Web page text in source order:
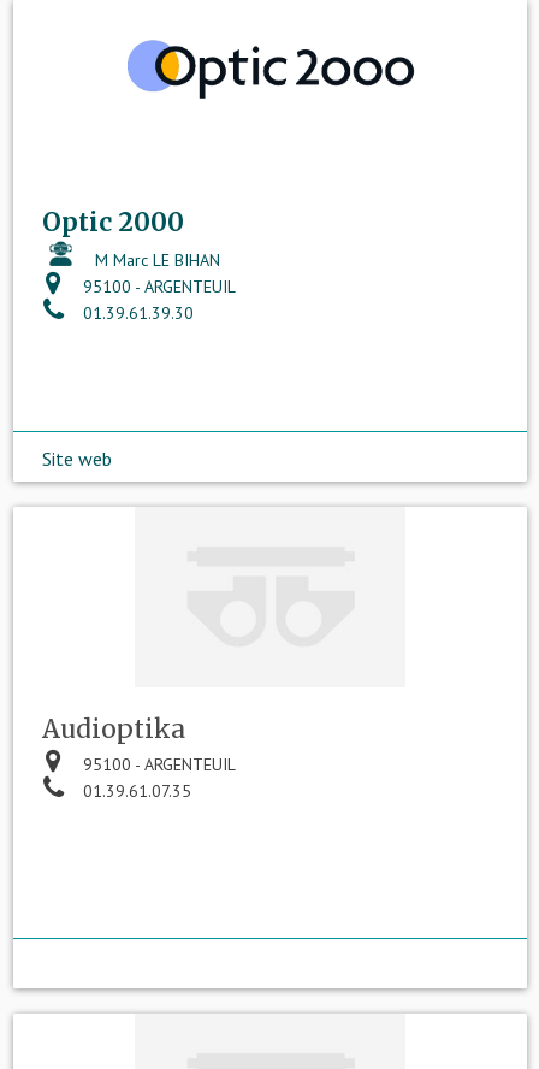
Optic 2000
M Marc LE BIHAN
95100 - ARGENTEUIL
01.39.61.39.30
Site web
Audioptika
95100 - ARGENTEUIL
01.39.61.07.35